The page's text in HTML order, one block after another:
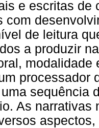
e escritas de
com
de leitura
a produzir
processador
sequência
As narrativas